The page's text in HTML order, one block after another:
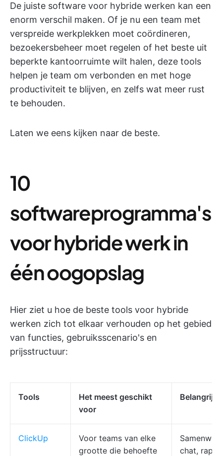
De juiste software voor hybride werken kan een
enorm verschil maken. Of je nu een team met
verspreide werkplekken moet coördineren,
bezoekersbeheer moet regelen of het beste uit
beperkte kantoorruimte wilt halen, deze tools
helpen je team om verbonden en met hoge
productiviteit te blijven, en zelfs wat meer rust
te behouden.
Laten we eens kijken naar de beste.
10
softwareprogramma's
voor hybride werk in
één oogopslag
Hier ziet u hoe de beste tools voor hybride
werken zich tot elkaar verhouden op het gebied
van functies, gebruiksscenario's en
prijsstructuur:
Tools
Het meest geschikt
voor
ClickUp
Voor teams van elke
grootte die behoefte
chat,